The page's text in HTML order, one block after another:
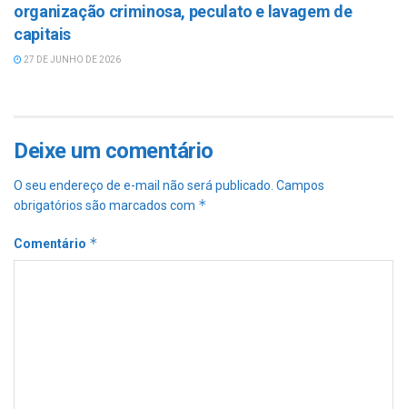
organização criminosa, peculato e lavagem de
capitais
27 DE JUNHO DE 2026
Deixe um comentário
O seu endereço de e-mail não será publicado. Campos
obrigatórios são marcados com *
Comentário *